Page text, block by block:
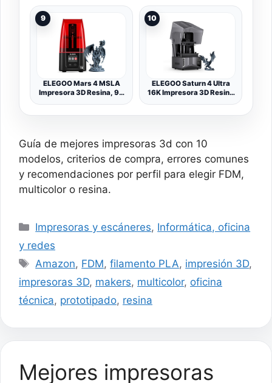
500mm/s Alta Velocidad,
Nivelación Automática en
121 Puntos, 300℃
Extrusor Directo, Tamaño
de Impresión de
420x420x480 mm³
9
ELEGOO Mars 4 MSLA
Impresora 3D Resina, 9K
Purificador de
Aire,Tamaño de
Impresión
153,36x77,76x175 mm³
10
ELEGOO Saturn 4 Ultra
16K Impresora 3D Resina
Guía de mejores impresoras 3d con 10
modelos, criterios de compra, errores comunes
y recomendaciones por perfil para elegir FDM,
multicolor o resina.
Categorías
Impresoras y escáneres, Informática, oficina
y redes
Etiquetas
Amazon, FDM,filamento PLA, impresión 3D,
impresoras 3D, makers, multicolor, oficina
técnica, prototipado, resina
Mejores impresoras